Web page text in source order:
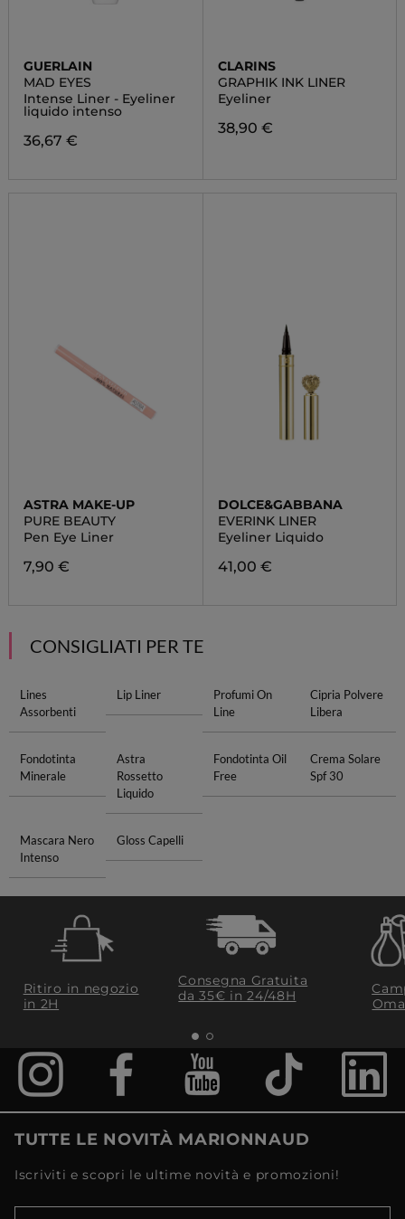
GUERLAIN
MAD EYES
Intense Liner - Eyeliner
liquido intenso
36,67 €
CLARINS
GRAPHIK INK LINER
Eyeliner
38,90 €
ASTRA MAKE-UP
PURE BEAUTY
Pen Eye Liner
7,90 €
DOLCE&GABBANA
EVERINK LINER
Eyeliner Liquido
41,00 €
CONSIGLIATI PER TE
Lines
Assorbenti
Lip Liner
Profumi On
Line
Cipria Polvere
Libera
Fondotinta
Minerale
Astra
Rossetto
Liquido
Fondotinta Oil
Free
Crema Solare
Spf 30
Mascara Nero
Intenso
Gloss Capelli
Ritiro in negozio
in 2H
Consegna Gratuita
da 35€​ in 24/48H
TUTTE LE NOVITÀ MARIONNAUD
Iscriviti e scopri le ultime novità e promozioni!